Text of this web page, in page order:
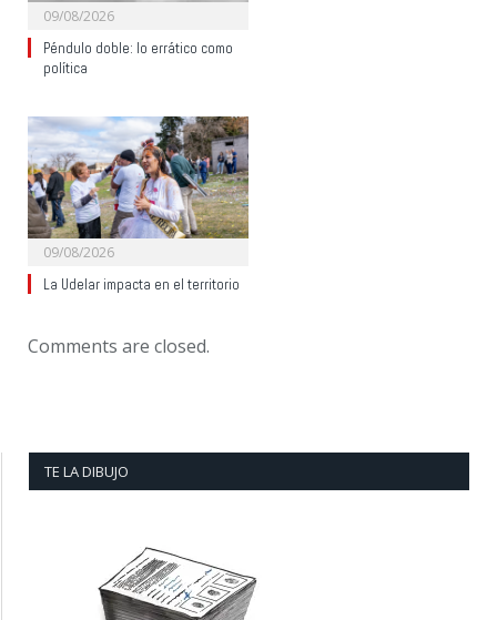
09/08/2026
Péndulo doble: lo errático como
política
09/08/2026
La Udelar impacta en el territorio
Comments are closed.
TE LA DIBUJO